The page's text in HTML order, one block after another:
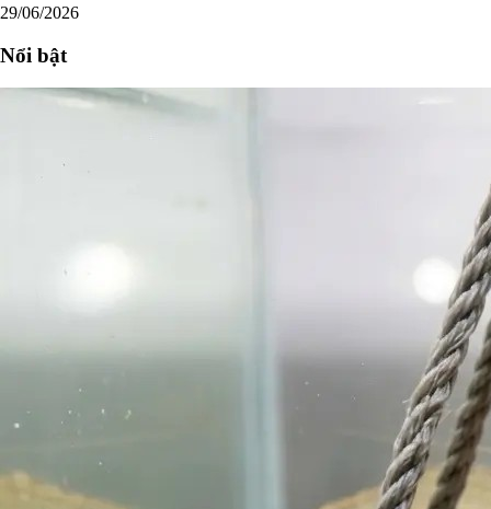
29/06/2026
Nổi bật